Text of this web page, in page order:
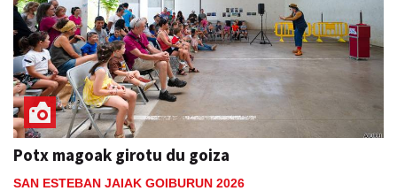
Potx magoak girotu du goiza
SAN ESTEBAN JAIAK GOIBURUN 2026